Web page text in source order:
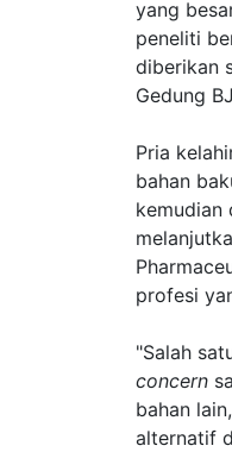
yang
peneliti
diberikan
Gedung
Pria
bahan
kemudian
profesi
"Salah
concern
bahan
alternatif